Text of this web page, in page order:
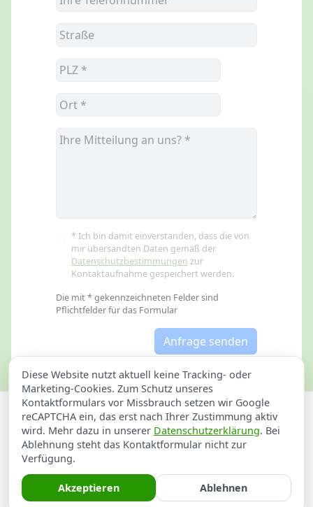
* Ich bin damit einverstanden, dass die von
mir übersandten Daten gemäß der
Datenschutzbestimmungen zur
Kontaktaufnahme gespeichert werden.
Die mit * gekennzeichneten Felder sind
Pflichtfelder für das Formular
Anfrage senden
Datenschutzerklärung Impressum
Sathilfe für Rutesheim
Rohrbruch Notdienst in Rutesheim
Diese Website nutzt aktuell keine Tracking- oder
Marketing-Cookies. Zum Schutz unseres
Kontaktformulars vor Missbrauch setzen wir Google
reCAPTCHA ein, das erst nach Ihrer Zustimmung aktiv
wird. Mehr dazu in unserer Datenschutzerklärung. Bei
Ablehnung steht das Kontaktformular nicht zur
Verfügung.
Akzeptieren Ablehnen